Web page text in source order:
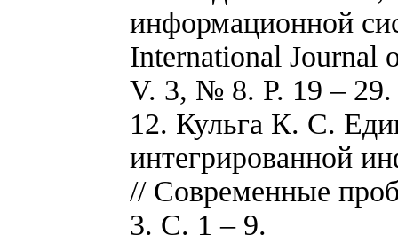
информационной
International Journal
V. 3, № 8. P. 19 – 29.
12. Кульга К. С.
интегрированной
// Современные
3. С. 1 – 9.